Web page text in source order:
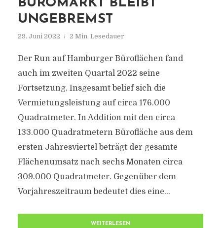
BÜROMARKT BLEIBT
UNGEBREMST
29. Juni 2022 2 Min. Lesedauer
Der Run auf Hamburger Büroflächen fand
auch im zweiten Quartal 2022 seine
Fortsetzung. Insgesamt belief sich die
Vermietungsleistung auf circa 176.000
Quadratmeter. In Addition mit den circa
133.000 Quadratmetern Bürofläche aus dem
ersten Jahresviertel beträgt der gesamte
Flächenumsatz nach sechs Monaten circa
309.000 Quadratmeter. Gegenüber dem
Vorjahreszeitraum bedeutet dies eine...
WEITERLESEN